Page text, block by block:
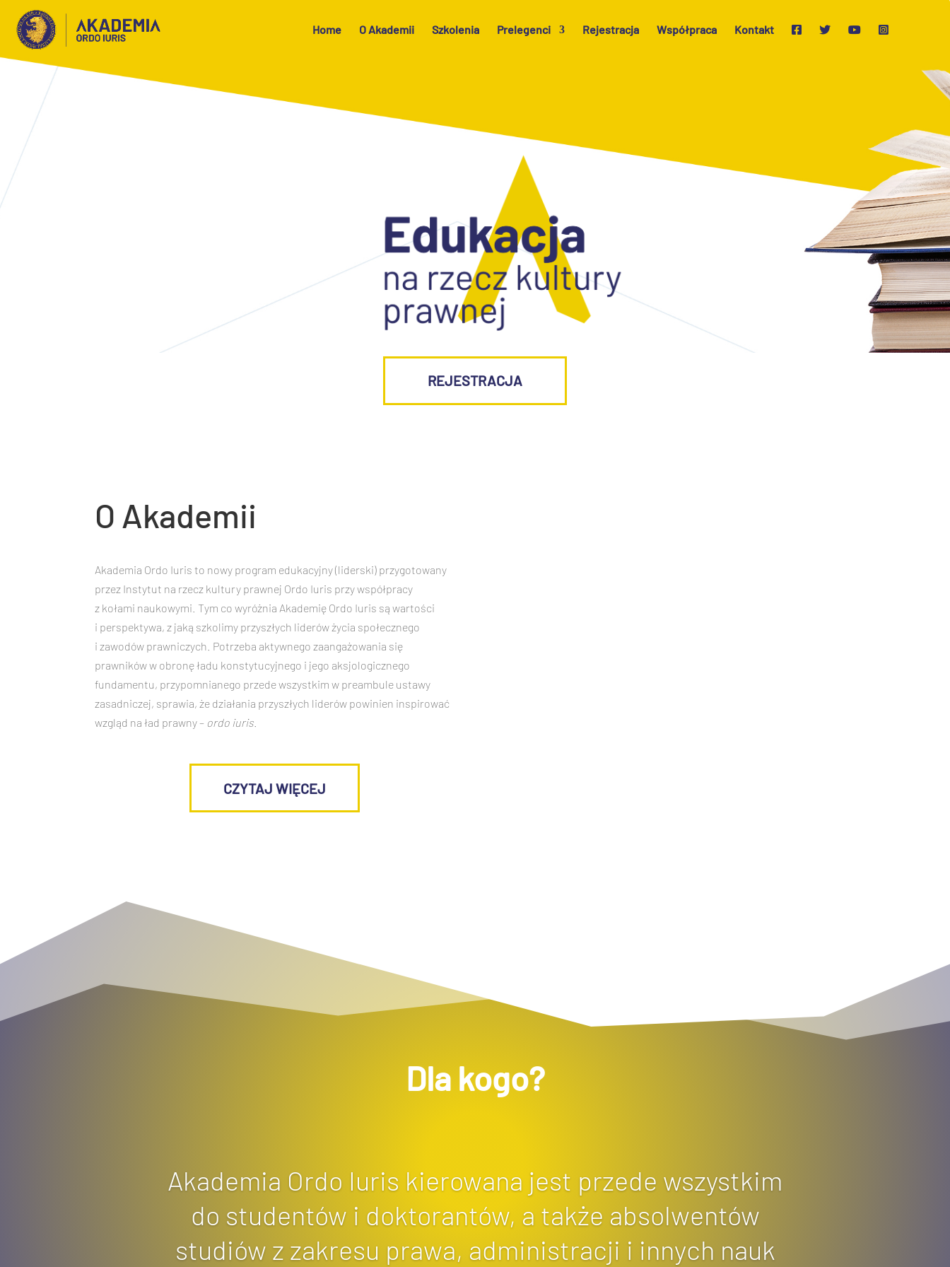
Home O Akademii Szkolenia Prelegenci Rejestracja Współpraca Kontakt
REJESTRACJA
O Akademii
Akademia Ordo Iuris to nowy program edukacyjny (liderski) przygotowany
przez Instytut na rzecz kultury prawnej Ordo Iuris przy współpracy
z kołami naukowymi. Tym co wyróżnia Akademię Ordo Iuris są wartości
i perspektywa, z jaką szkolimy przyszłych liderów życia społecznego
i zawodów prawniczych. Potrzeba aktywnego zaangażowania się
prawników w obronę ładu konstytucyjnego i jego aksjologicznego
fundamentu, przypomnianego przede wszystkim w preambule ustawy
zasadniczej, sprawia, że działania przyszłych liderów powinien inspirować
wzgląd na ład prawny – ordo iuris
CZYTAJ WIĘCEJ
Dla kogo?
Akademia Ordo Iuris kierowana jest przede wszystkim
do studentów i doktorantów, a także absolwentów
studiów z zakresu prawa, administracji i innych nauk